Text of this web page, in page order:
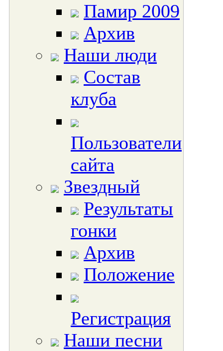
Памир 2009
Архив
Наши люди
Состав
клуба
Пользователи
сайта
Звездный
Результаты
гонки
Архив
Положение
Регистрация
Наши песни